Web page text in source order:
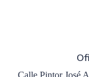
Calle Pintor José